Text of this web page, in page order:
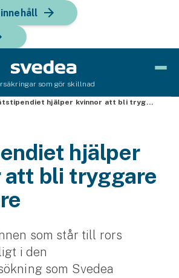
som gör skillnad
Båtstipendiet hjälper kvinnor att bli tryggare båtförare
hjälper
att bli tryggare
som står till rors
i den
som Svedea